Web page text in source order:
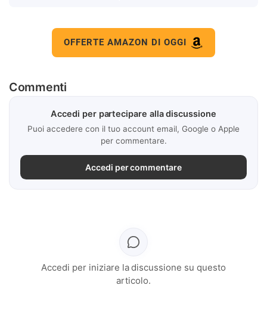
OFFERTE AMAZON DI OGGI
Commenti
Accedi per partecipare alla discussione
Puoi accedere con il tuo account email, Google o Apple
per commentare.
Accedi per commentare
Accedi per iniziare la discussione su questo
articolo.